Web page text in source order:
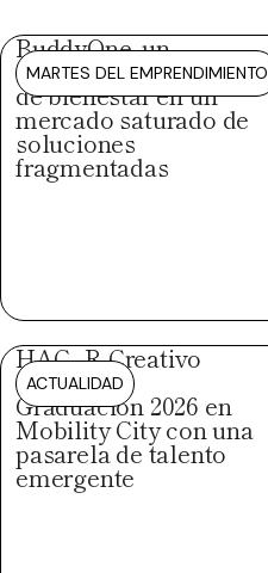
MARTES DEL EMPRENDIMIENTO
BuddyOne, un
ecosistema integral
de bienestar en un
mercado saturado de
soluciones
fragmentadas
ACTUALIDAD
HAC_R Creativo
celebra su
Graduación 2026 en
Mobility City con una
pasarela de talento
emergente